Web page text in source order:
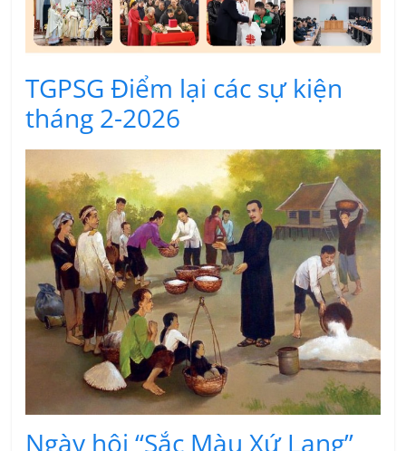
TGPSG Điểm lại các sự kiện
tháng 2-2026
Ngày hội “Sắc Màu Xứ Lạng”